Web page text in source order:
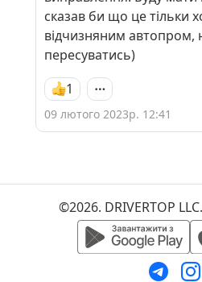
виправити :) Масло
68, але то гівно а не
заливається рідке
продуктів переробки
сказав би що це тільки
відчизняним
пересуватись)
1
09 лютого 2023р. 12:41
©2026. DRIVERTOP